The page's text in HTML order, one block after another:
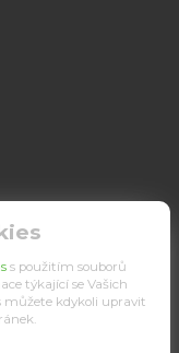
s použitím souborů
týkající se Vašich
můžete kdykoli upravit